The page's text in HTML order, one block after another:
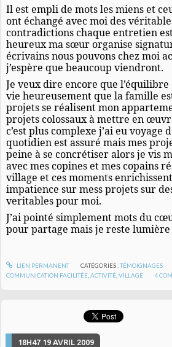
Il est empli de mots les miens et
ont échangé avec moi des
contradictions chaque entretien
heureux ma sœur organise
écrivains nous pouvons chez moi
j’espère que beaucoup viendront.
Je veux dire encore que
vie heureusement que la famille
projets se réalisent mon
projets colossaux à mettre en
c’est plus complexe j’ai eu voyage
quotidien est assuré mais mes
peine à se concrétiser alors je vis
avec mes copines et mes copains
village et ces moments
impatience sur mess projets sur
veritables pour moi.
J’ai pointé simplement mots du
pour partage mais je reste
LIEN PERMANENT CATÉGORIES :TÉMOIGNAGES
COMMUNICATION FACILITÉE ,ACTIVITÉ ,VILLAGE 4
18H47 19 AVRIL 2009